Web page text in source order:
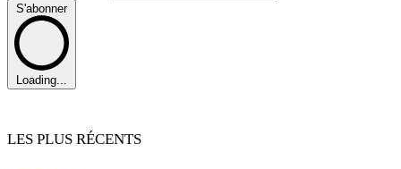
S'abonner
Loading...
LES PLUS RÉCENTS